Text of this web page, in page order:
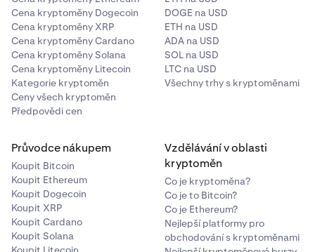
platnosti a 3místný bezpečnostní kód uvedený na
zadní straně karty.
7
Poznámka: Výchozí platební měna je předem
určena podle vaší
ověřené země bydliště.
Cena kryptoměny Dogecoin
Cena kryptoměny XRP
Cena kryptoměny Cardano
Cena kryptoměny Solana
Cena kryptoměny Litecoin
Kategorie kryptoměn
Ceny všech kryptoměn
Předpovědi cen
DOGE na USD
ETH na USD
ADA na USD
SOL na USD
LTC na USD
Všechny trhy s kryptoměnami
Průvodce nákupem
Koupit Bitcoin
Koupit Ethereum
Koupit Dogecoin
Koupit XRP
Koupit Cardano
Koupit Solana
Vzdělávání v oblasti
kryptoměn
Co je kryptoměna?
Co je to Bitcoin?
Co je Ethereum?
Nejlepší platformy pro
obchodování s kryptoměnami